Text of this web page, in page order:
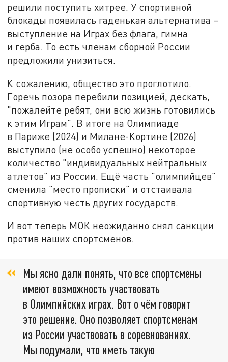
решили поступить хитрее. У спортивной
блокады появилась гаденькая альтернатива –
выступление на Играх без флага, гимна
и герба. То есть членам сборной России
предложили унизиться.
К сожалению, общество это проглотило.
Горечь позора перебили позицией, дескать,
"пожалейте ребят, они всю жизнь готовились
к этим Играм". В итоге на Олимпиаде
в Париже (2024) и Милане-Кортине (2026)
выступило (не особо успешно) некоторое
количество "индивидуальных нейтральных
атлетов" из России. Ещё часть "олимпийцев"
сменила "место прописки" и отстаивала
спортивную честь других государств.
И вот теперь МОК неожиданно снял санкции
против наших спортсменов.
Мы ясно дали понять, что все спортсмены
имеют возможность участвовать
в Олимпийских играх. Вот о чём говорит
это решение. Оно позволяет спортсменам
из России участвовать в соревнованиях.
Мы подумали, что иметь такую